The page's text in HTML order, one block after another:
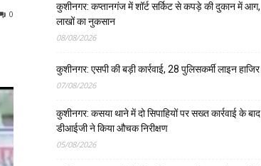
0
कुशीनगर: कप्तानगंज में शॉर्ट सर्किट से कपड़े की दुकान में आग,
लाखों का नुकसान
08/08/2026
कुशीनगर: एसपी की बड़ी कार्रवाई, 28 पुलिसकर्मी लाइन हाजिर
07/08/2026
कुशीनगर: कसया थाने में दो सिपाहियों पर सख्त कार्रवाई के बाद
डीआईजी ने किया औचक निरीक्षण
05/08/2026